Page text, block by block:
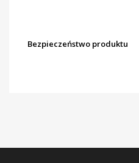
Bezpieczeństwo produktu